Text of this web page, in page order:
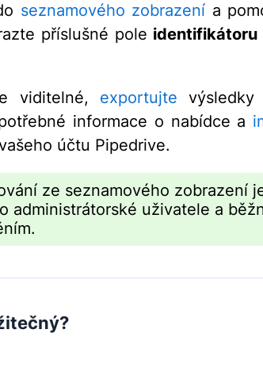
seznamového zobrazení a
příslušné pole identifikátoru
viditelné, exportujte
informace o nabídce a
účtu Pipedrive.
ze seznamového zobrazení
administrátorské uživatele a